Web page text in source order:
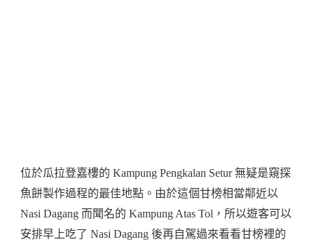
位於瓜拉登嘉樓的 Kampung Pengkalan Setur 無疑是窺探
魚餅製作過程的最佳地點。由於這個甘榜相當鄰近以
Nasi Dagang 而聞名的 Kampung Atas Tol，所以遊客可以
安排早上吃了 Nasi Dagang 後再自駕過來看看甘榜裡的